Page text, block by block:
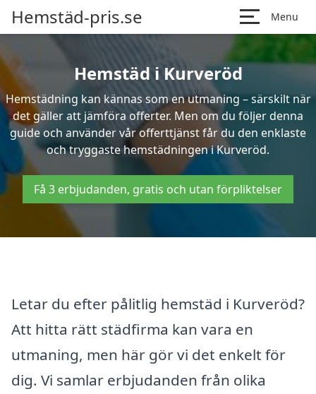
Hemstäd-pris.se Menu
Hemstäd i Kurveröd
Hemstädning kan kännas som en utmaning – särskilt när
det gäller att jämföra offerter. Men om du följer denna
guide och använder vår offerttjänst får du den enklaste
och tryggaste hemstädningen i Kurveröd.
Få 3 erbjudanden, gratis och utan förpliktelser
Letar du efter pålitlig hemstäd i Kurveröd?
Att hitta rätt städfirma kan vara en
utmaning, men här gör vi det enkelt för
dig. Vi samlar erbjudanden från olika